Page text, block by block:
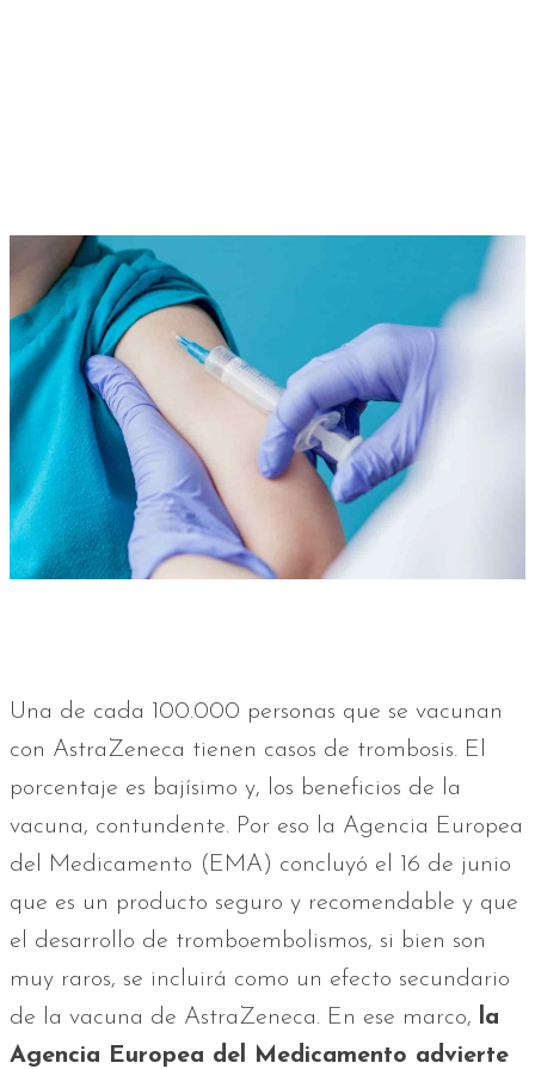
Una de cada 100.000 personas que se vacunan
con AstraZeneca tienen casos de trombosis. El
porcentaje es bajísimo y, los beneficios de la
vacuna, contundente. Por eso la Agencia Europea
del Medicamento (EMA) concluyó el 16 de junio
que es un producto seguro y recomendable y que
el desarrollo de tromboembolismos, si bien son
muy raros, se incluirá como un efecto secundario
de la vacuna de AstraZeneca. En ese marco, la
Agencia Europea del Medicamento advierte